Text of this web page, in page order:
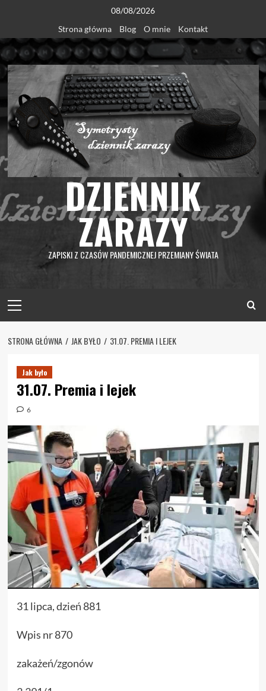
content
08/08/2026
Strona główna
Blog O mnie Kontakt
DZIENNIK
ZARAZY
ZAPISKI Z CZASÓW PANDEMICZNEJ PRZEMIANY ŚWIATA
Menu
STRONA GŁÓWNA JAK BYŁO 31.07. PREMIA I LEJEK
Jak było
31.07. Premia i lejek
6
31 lipca, dzień 881
Wpis nr 870
zakażeń/zgonów